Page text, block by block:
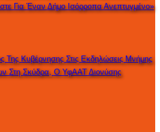
Για Έναν Δήμο Ισόρροπα Ανεπτυγμένο»
Κυβέρνησης Στις Εκδηλώσεις Μνήμης
Στη Σκύδρα, Ο ΥφΑΑΤ Διονύσης